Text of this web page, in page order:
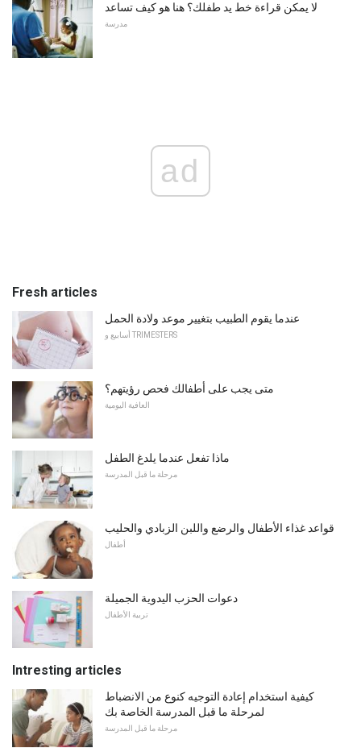
لا يمكن قراءة خط يد طفلك؟ هنا هو كيف تساعد
مدرسة
ad
Fresh articles
عندما يقوم الطبيب بتغيير موعد ولادة الحمل
أسابيع و TRIMESTERS
متى يجب على أطفالك فحص رؤيتهم؟
العافية اليومية
ماذا تفعل عندما يلدغ الطفل
مرحلة ما قبل المدرسة
قواعد غذاء الأطفال والرضع واللبن الزبادي والحليب
أطفال
دعوات الحزب اليدوية الجميلة
تربية الأطفال
Intresting articles
كيفية استخدام إعادة التوجيه كنوع من الانضباط
لمرحلة ما قبل المدرسة الخاصة بك
مرحلة ما قبل المدرسة